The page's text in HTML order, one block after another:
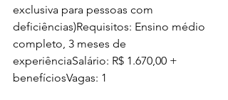
exclusiva para pessoas com
deficiências)Requisitos: Ensino médio
completo, 3 meses de
experiênciaSalário: R$ 1.670,00 +
benefíciosVagas: 1